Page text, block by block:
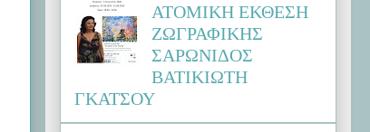
ΑΤΟΜΙΚΗ ΕΚΘΕΣΗ
ΖΩΓΡΑΦΙΚΗΣ
ΣΑΡΩΝΙΔΟΣ
ΒΑΤΙΚΙΩΤΗ
ΓΚΑΤΣΟΥ